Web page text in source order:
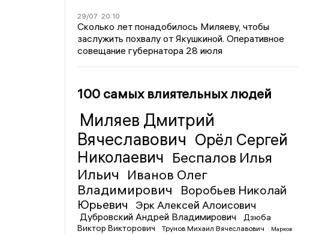
29/07 20:10
Сколько лет понадобилось Миляеву, чтобы
заслужить похвалу от Якушкиной. Оперативное
совещание губернатора 28 июля
100 самых влиятельных людей
Миляев Дмитрий
Вячеславович Орёл Сергей
Николаевич Беспалов Илья
Ильич
Иванов Олег
Владимирович
Воробьев Николай
Юрьевич
Эрк Алексей Алоисович
Дубровский Андрей Владимирович
Дзюба
Виктор Викторович
Трунов Михаил Вячеславович
Марков